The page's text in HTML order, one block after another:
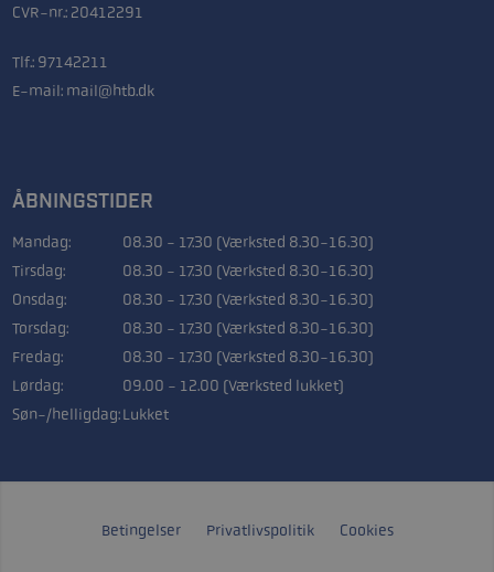
CVR-nr.: 20412291
Tlf.: 97142211
E-mail: mail@htb.dk
ÅBNINGSTIDER
Mandag:
08.30 - 17.30 (Værksted 8.30-16.30)
Tirsdag:
08.30 - 17.30 (Værksted 8.30-16.30)
Onsdag:
08.30 - 17.30 (Værksted 8.30-16.30)
Torsdag:
08.30 - 17.30 (Værksted 8.30-16.30)
Fredag:
08.30 - 17.30 (Værksted 8.30-16.30)
Lørdag:
09.00 - 12.00 (Værksted lukket)
Søn-/helligdag:Lukket
Betingelser Privatlivspolitik Cookies